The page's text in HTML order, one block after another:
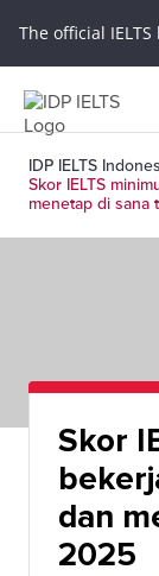
The official
IDP IELTS
Skor IELTS
menetap di sana
Skor
dan
2025